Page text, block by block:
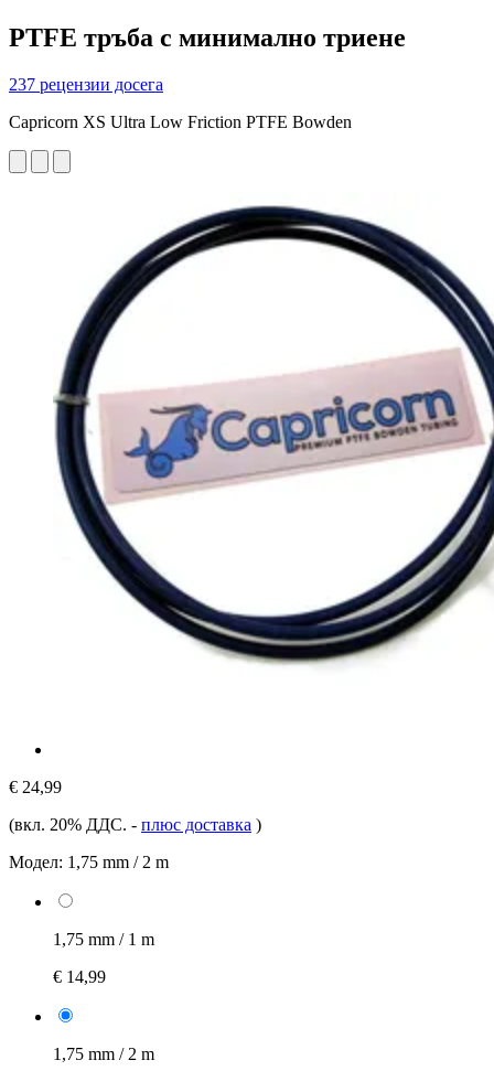
PTFE тръба с минимално триене
237 рецензии досега
Capricorn XS Ultra Low Friction PTFE Bowden
€ 24,99
(вкл. 20% ДДС. - плюс доставка )
Модел: 1,75 mm / 2 m
1,75 mm / 1 m
€ 14,99
1,75 mm / 2 m